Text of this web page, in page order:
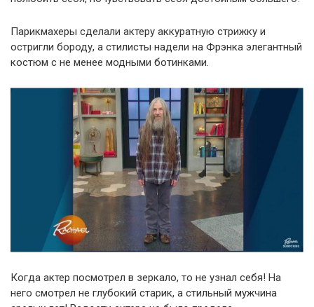
Парикмахеры сделали актеру аккуратную стрижку и
остригли бороду, а стилисты надели на Фрэнка элегантный
костюм с не менее модными ботинками.
Когда актер посмотрел в зеркало, то не узнал себя! На
него смотрел не глубокий старик, а стильный мужчина